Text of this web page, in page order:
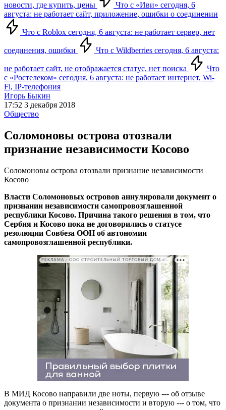
новости, где купить, цены
Что с «Иви» сегодня, 6
августа: не работает сайт, приложение, ошибки о соединении
Что с Roblox сегодня, 6 августа: не работает сервер, нет
соединения, ошибки Что с Wildberries сегодня, 6 августа:
не работает сайт, не отображается статус, нет поиска
Что
с «Ростелеком» сегодня, 6 августа: не работает интернет, Wi-
Fi, IP-телефония
Игорь Быкин
17:52 3 декабря 2018
Общество
Соломоновы острова отозвали
признание независимости Косово
Соломоновы острова отозвали признание независимости
Косово
Власти Соломоновых островов аннулировали документ о
признании независимости самопровозглашенной
республики Косово. Причина такого решения в том, что
Сербия и Косово пока не договорились о статусе
резолюции Совбеза ООН об автономии
самопровозглашенной республики.
РЕКЛАМА • ООО СТРОИТЕЛЬНЫЙ ТОРГОВЫЙ ДОМ «ПЕТРОВИЧ». ИНН: 7802348846
В МИД Косово направили две ноты, первую --- об отзыве
документа о признании независимости и вторую --- о том, что